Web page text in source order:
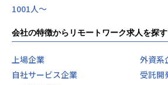
1001人〜
会社の特徴からリモートワーク求人を探す
上場企業
外資系
自社サービス企業
受託開